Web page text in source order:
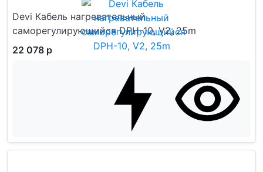
Devi Кабель нагревательный
саморегулирующийся DPH-10, V2, 25m
22 078 р